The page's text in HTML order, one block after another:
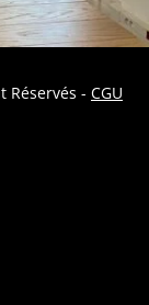
Réservés - CGU